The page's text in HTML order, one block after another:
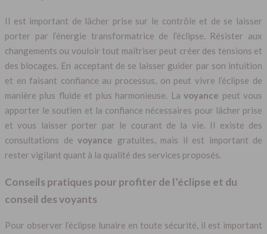
Il est important de lâcher prise sur le contrôle et de se laisser
porter par l’énergie transformatrice de l’éclipse. Résister aux
changements ou vouloir tout maîtriser peut créer des tensions et
des blocages. En acceptant de se laisser guider par son intuition
et en faisant confiance au processus, on peut vivre l’éclipse de
manière plus fluide et plus harmonieuse. Lavoyance peut vous
apporter le soutien et la confiance nécessaires pour lâcher prise
et vous laisser porter par le courant de la vie. Il existe des
consultations de voyance gratuites, mais il est important de
rester vigilant quant à la qualité des services proposés.
Conseils pratiques pour profiter de l’éclipse et du
conseil des voyants
Pour observer l’éclipse lunaire en toute sécurité, il est important